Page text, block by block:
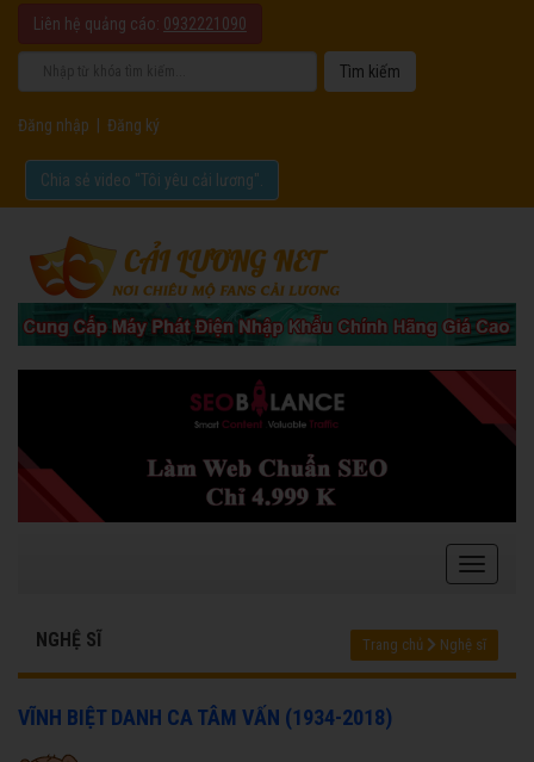
Liên hệ quảng cáo: 0932221090
Đăng nhập Đăng ký
Chia sẻ video "Tôi yêu cải lương".
NGHỆ SĨ Trang chủ Nghệ sĩ
VĨNH BIỆT DANH CA TÂM VẤN (1934-2018)